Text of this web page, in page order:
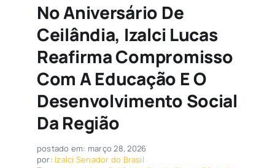
No Aniversário De
Ceilândia, Izalci Lucas
Reafirma Compromisso
Com A Educação E O
Desenvolvimento Social
Da Região
postado em: março 28, 2026
por: Izalci Senador do Brasil